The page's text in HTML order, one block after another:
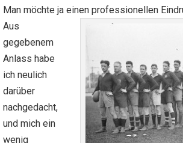
Man möchte ja einen professionellen
Aus
gegebenem
Anlass habe
ich neulich
darüber
nachgedacht,
und mich ein
wenig